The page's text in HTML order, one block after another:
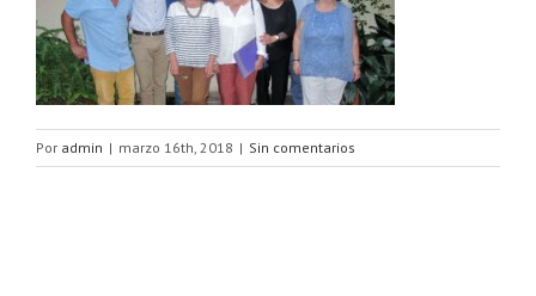
Por admin | marzo 16th, 2018 | Sin comentarios